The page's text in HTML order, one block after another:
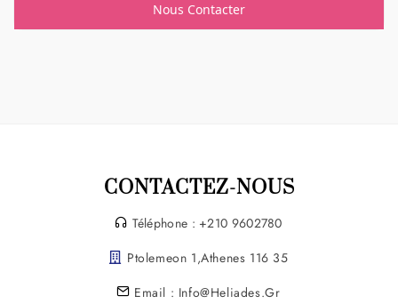
Nous Contacter
CONTACTEZ-NOUS
Téléphone : +210 9602780
Ptolemeon 1,Athenes 116 35
Email : Info@heliades.gr